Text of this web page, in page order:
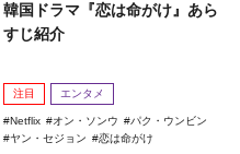
韓国ドラマ『恋は命がけ』あら
すじ紹介
注目 エンタメ
Netflix オン・ソンウ
パク・ウンビン
ヤン・セジョン
恋は命がけ